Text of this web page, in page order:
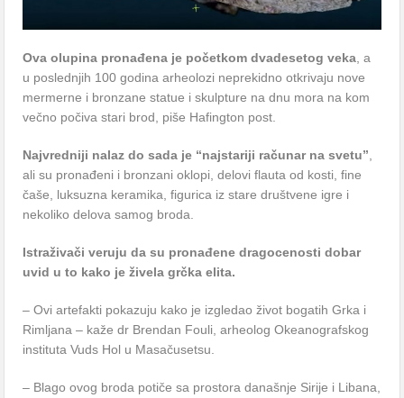
Ova olupina pronađena je početkom dvadesetog veka , a
u poslednjih 100 godina arheolozi neprekidno otkrivaju nove
mermerne i bronzane statue i skulpture na dnu mora na kom
večno počiva stari brod, piše Hafington post.
Najvredniji nalaz do sada je “najstariji računar na svetu”
ali su pronađeni i bronzani oklopi, delovi flauta od kosti, fine
čaše, luksuzna keramika, figurica iz stare društvene igre i
nekoliko delova samog broda.
Istraživači veruju da su pronađene dragocenosti dobar
uvid u to kako je živela grčka elita.
– Ovi artefakti pokazuju kako je izgledao život bogatih Grka i
Rimljana – kaže dr Brendan Fouli, arheolog Okeanografskog
instituta Vuds Hol u Masačusetsu.
– Blago ovog broda potiče sa prostora današnje Sirije i Libana,